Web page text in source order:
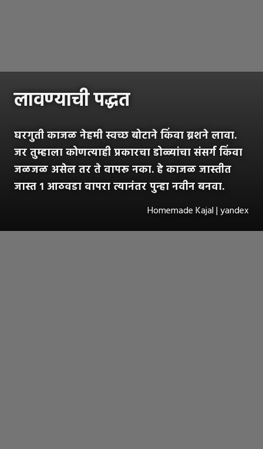
लावण्याची पद्धत
घरगुती काजळ नेहमी स्वच्छ बोटाने किंवा ब्रशने लावा.
जर तुम्हाला कोणत्याही प्रकारचा डोळ्यांचा संसर्ग किंवा
जळजळ असेल तर ते वापरू नका. हे काजळ जास्तीत
जास्त १ आठवडा वापरा त्यानंतर पुन्हा नवीन बनवा.
Homemade Kajal | yandex